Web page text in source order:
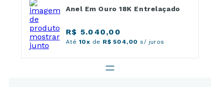
Anel Em Ouro 18K Entrelaçado
R$ 5.040,00
Até 10x de R$ 504,00 s/ juros